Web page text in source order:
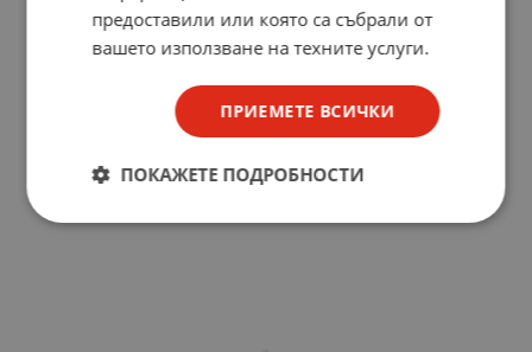
предоставили или която са събрали от
вашето използване на техните услуги.
ПРИЕМЕТЕ ВСИЧКИ
ПОКАЖЕТЕ ПОДРОБНОСТИ